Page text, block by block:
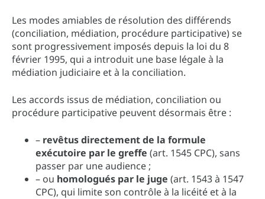
Les modes amiables de résolution des différends
(conciliation, médiation, procédure participative) se
sont progressivement imposés depuis la loi du 8
février 1995, qui a introduit une base légale à la
médiation judiciaire et à la conciliation.
Les accords issus de médiation, conciliation ou
procédure participative peuvent désormais être :
– revêtus directement de la formule
exécutoire par le greffe (art. 1545 CPC), sans
passer par une audience ;
– ou homologués par le juge (art. 1543 à 1547
CPC), qui limite son contrôle à la licéité et à la